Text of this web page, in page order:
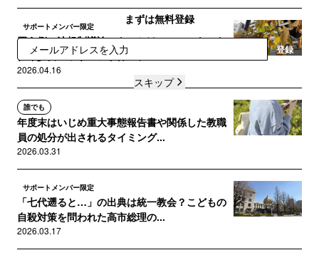
サポートメンバー限定
買う側の法規制議論のきっかけの一つになった
タイ少女マッサージ事件「ブロ...
2026.04.16
誰でも
年度末はいじめ重大事態報告書や関係した教職
員の処分が出されるタイミング...
2026.03.31
サポートメンバー限定
「七代遡ると…」の出典は統一教会？こどもの
自殺対策を問われた高市総理の...
2026.03.17
まずは無料登録
登録
スキップ